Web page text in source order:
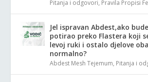
Pitanja i odgovori, Pravila Propisi
Jel ispravan Abdest,ako
potirao preko Flastera koji
levoj ruki i ostalo djelove
normalno?
Abdest Mesh Tejemum, Pitanja i